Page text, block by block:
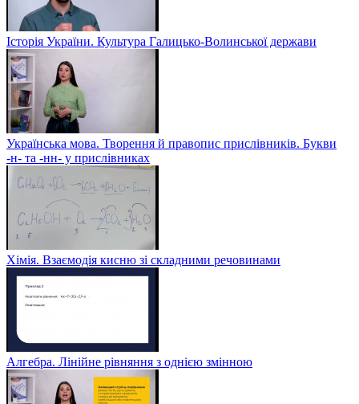
Історія України. Культура Галицько-Волинської держави
Українська мова. Творення й правопис прислівників. Букви
-н- та -нн- у прислівниках
Хімія. Взаємодія кисню зі складними речовинами
Алгебра. Лінійне рівняння з однією змінною